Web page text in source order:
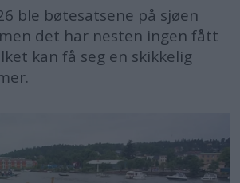
ble bøtesatsene på sjøen
det har nesten ingen fått
kan få seg en skikkelig